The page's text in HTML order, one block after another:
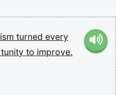
turned every
to improve.